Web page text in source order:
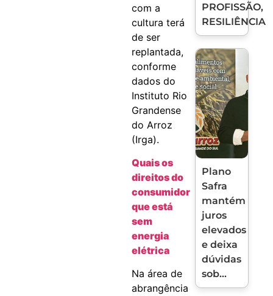
com a
cultura terá
de ser
replantada,
conforme
dados do
Instituto Rio
Grandense
do Arroz
(Irga).
Quais os
direitos do
consumidor
que está
sem
energia
elétrica
Na área de
abrangência
PROFISSÃO,
RESILIÊNCIA
Plano
Safra
mantém
juros
elevados
e deixa
dúvidas
sob...